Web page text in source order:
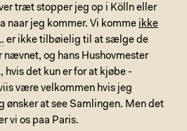
træt stopper jeg op i Kölln eller
naar jeg kommer. Vi komme ikke
er ikke tilbøielig til at sælge de
nævnet, og hans Hushovmester
hvis det kun er for at kjøbe -
være velkommen hvis jeg
ønsker at see Samlingen. Men det
vi os paa Paris.